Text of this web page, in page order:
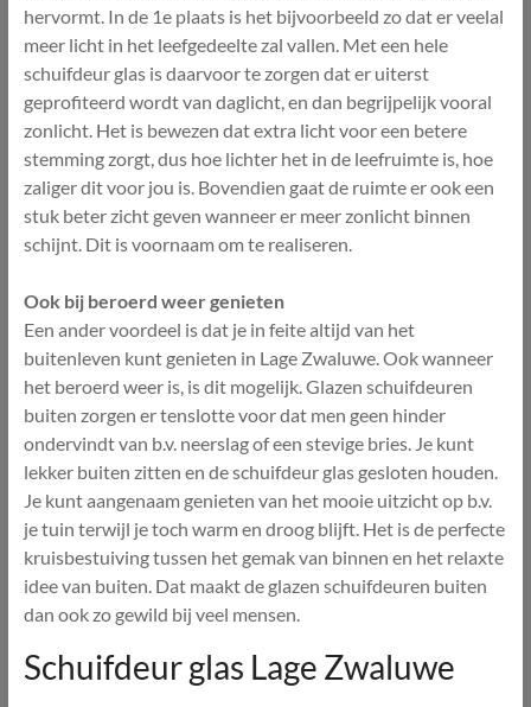
hervormt. In de 1e plaats is het bijvoorbeeld zo dat er veelal
meer licht in het leefgedeelte zal vallen. Met een hele
schuifdeur glas is daarvoor te zorgen dat er uiterst
geprofiteerd wordt van daglicht, en dan begrijpelijk vooral
zonlicht. Het is bewezen dat extra licht voor een betere
stemming zorgt, dus hoe lichter het in de leefruimte is, hoe
zaliger dit voor jou is. Bovendien gaat de ruimte er ook een
stuk beter zicht geven wanneer er meer zonlicht binnen
schijnt. Dit is voornaam om te realiseren.
Ook bij beroerd weer genieten
Een ander voordeel is dat je in feite altijd van het
buitenleven kunt genieten in Lage Zwaluwe. Ook wanneer
het beroerd weer is, is dit mogelijk. Glazen schuifdeuren
buiten zorgen er tenslotte voor dat men geen hinder
ondervindt van b.v. neerslag of een stevige bries. Je kunt
lekker buiten zitten en de schuifdeur glas gesloten houden.
Je kunt aangenaam genieten van het mooie uitzicht op b.v.
je tuin terwijl je toch warm en droog blijft. Het is de perfecte
kruisbestuiving tussen het gemak van binnen en het relaxte
idee van buiten. Dat maakt de glazen schuifdeuren buiten
dan ook zo gewild bij veel mensen.
Schuifdeur glas Lage Zwaluwe